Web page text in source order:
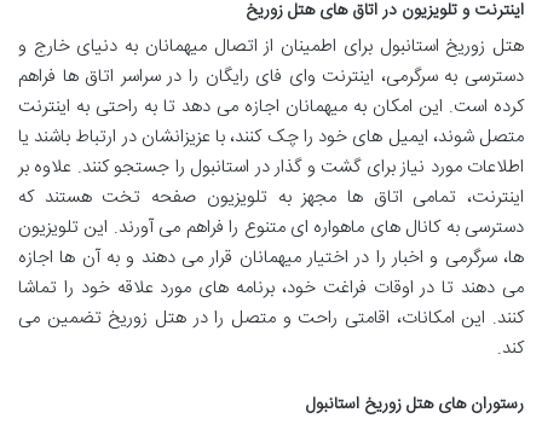
اینترنت و تلویزیون در اتاق های هتل زوریخ
هتل زوریخ استانبول برای اطمینان از اتصال میهمانان به دنیای خارج و
دسترسی به سرگرمی، اینترنت وای فای رایگان را در سراسر اتاق ها فراهم
کرده است. این امکان به میهمانان اجازه می دهد تا به راحتی به اینترنت
متصل شوند، ایمیل های خود را چک کنند، با عزیزانشان در ارتباط باشند یا
اطلاعات مورد نیاز برای گشت و گذار در استانبول را جستجو کنند. علاوه بر
اینترنت، تمامی اتاق ها مجهز به تلویزیون صفحه تخت هستند که
دسترسی به کانال های ماهواره ای متنوع را فراهم می آورند. این تلویزیون
ها، سرگرمی و اخبار را در اختیار میهمانان قرار می دهند و به آن ها اجازه
می دهند تا در اوقات فراغت خود، برنامه های مورد علاقه خود را تماشا
کنند. این امکانات، اقامتی راحت و متصل را در هتل زوریخ تضمین می
کند.
رستوران های هتل زوریخ استانبول